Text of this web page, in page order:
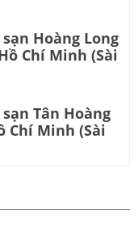
Hoàng Long
Chí Minh (Sài
Tân Hoàng
Chí Minh (Sài